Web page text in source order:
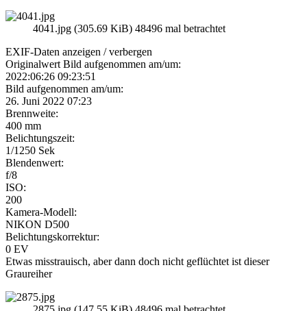
4041.jpg (305.69 KiB) 48496 mal betrachtet
EXIF-Daten anzeigen / verbergen
Originalwert Bild aufgenommen am/um:
2022:06:26 09:23:51
Bild aufgenommen am/um:
26. Juni 2022 07:23
Brennweite:
400 mm
Belichtungszeit:
1/1250 Sek
Blendenwert:
f/8
ISO:
200
Kamera-Modell:
NIKON D500
Belichtungskorrektur:
0 EV
Etwas misstrauisch, aber dann doch nicht geflüchtet ist dieser
Graureiher